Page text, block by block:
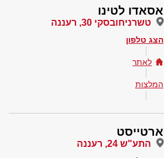
אסאדו לטינו
טשרניחובסקי 30, רעננה
הצג טלפון
לאתר
המלצות
ארטייסט
התע"ש 24, רעננה